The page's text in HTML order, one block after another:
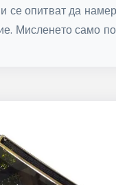
се опитват да
Мисленето само